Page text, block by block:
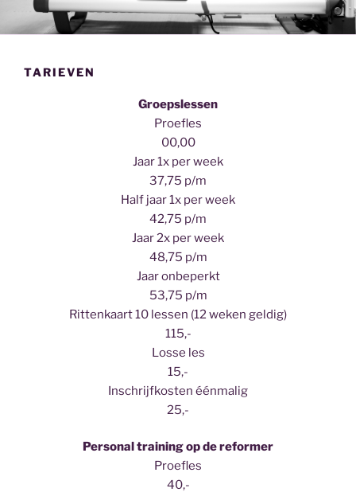
TARIEVEN
Groepslessen
Proefles
00,00
Jaar 1x per week
37,75 p/m
Half jaar 1x per week
42,75 p/m
Jaar 2x per week
48,75 p/m
Jaar onbeperkt
53,75 p/m
Rittenkaart 10 lessen (12 weken geldig)
115,-
Losse les
15,-
Inschrijfkosten éénmalig
25,-
Personal training op de reformer
Proefles
40,-